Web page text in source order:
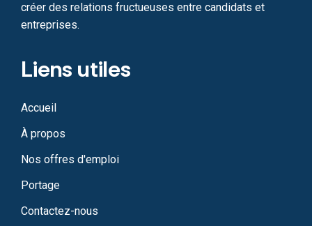
créer des relations fructueuses entre candidats et
entreprises.
Liens utiles
Accueil
À propos
Nos offres d'emploi
Portage
Contactez-nous